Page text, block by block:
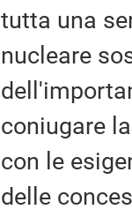
tutta una
nucleare
coniugare
con le
delle